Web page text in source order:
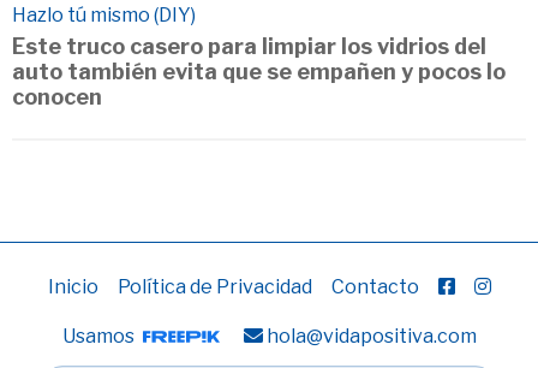
Hazlo tú mismo (DIY)
Este truco casero para limpiar los vidrios del
auto también evita que se empañen y pocos lo
conocen
Inicio Política de Privacidad Contacto
Usamos hola@vidapositiva.com